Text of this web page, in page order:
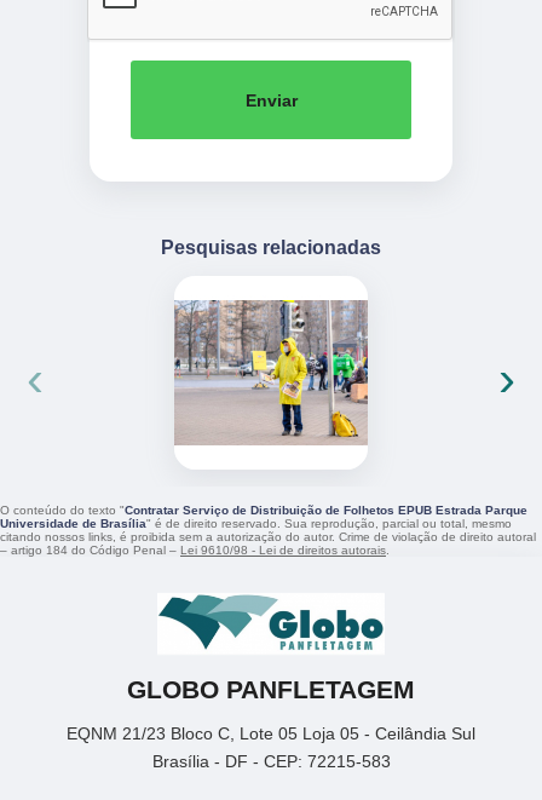
Enviar
Pesquisas relacionadas
‹ ›
O conteúdo do texto "Contratar Serviço de Distribuição de Folhetos EPUB Estrada Parque
Universidade de Brasília" é de direito reservado. Sua reprodução, parcial ou total, mesmo
citando nossos links, é proibida sem a autorização do autor. Crime de violação de direito autoral
– artigo 184 do Código Penal – Lei 9610/98 - Lei de direitos autorais
GLOBO PANFLETAGEM
EQNM 21/23 Bloco C, Lote 05 Loja 05 - Ceilândia Sul
Brasília - DF - CEP: 72215-583